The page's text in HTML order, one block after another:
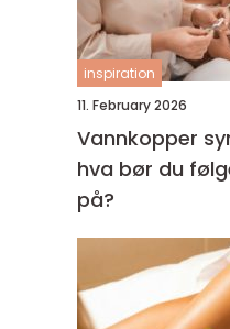
inspiration
11. February 2026
Vannkopper
hva bør du
på?